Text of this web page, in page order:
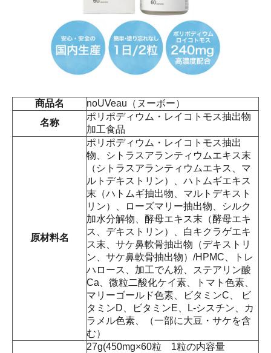
商品名
noUVeau（ヌーボー）
名称
ポリポディウム・レイコトモス抽出物
加工食品
原材料名
ポリポディウム・レイコトモス抽出
物、シトラスアランティウムエキス末
（シトラスアランティウムエキス、マ
ルトデキストリン）、ハトムギエキス
末（ハトムギ抽出物、マルトデキスト
リン）、ローズマリー抽出物、シルク
加水分解物、酵母エキス末（酵母エキ
ス、デキストリン）、白キクラゲエキ
ス末、サケ鼻軟骨抽出物（デキストリ
ン、サケ鼻軟骨抽出物）/HPMC、トレ
ハロース、加工でん粉、ステアリン酸
Ca、微粒二酸化ケイ素、トマト色素、
マリーゴールド色素、ビタミンC、 ビ
タミンD、ビタミンE、L-シスチン、カ
ラメル色素、（一部に大豆・サケを含
む）
27g(450mg×60粒 1粒の内容量